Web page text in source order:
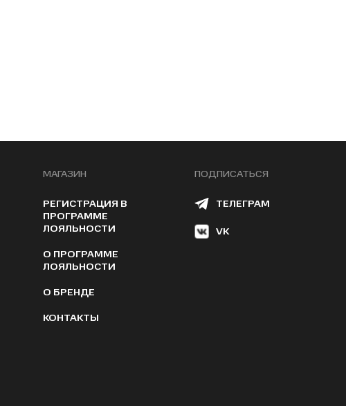
МАГАЗИН
РЕГИСТРАЦИЯ В
ПРОГРАММЕ
ЛОЯЛЬНОСТИ
О ПРОГРАММЕ
ЛОЯЛЬНОСТИ
О БРЕНДЕ
КОНТАКТЫ
ПОДПИСАТЬСЯ
ТЕЛЕГРАМ
VK